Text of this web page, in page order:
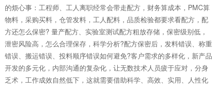
的烦心事：工程师、工人离职经常会带走配方，财务算成本，PMC算
物料，采购买料，仓管发料，工人配料，品质检验都要求看配方，配
方还怎么保密? 量产配方、实验室测试配方粗放存储，保密级别低，
泄密风险高，怎么合理保存，科学分析?配方保密后，发料错误、称重
错误、搬运错误、投料顺序错误如何避免?客户需求的多样化，新产品
开发的多元化，内部沟通的复杂化，让无数技术人员疲于应对，分身
乏术，工作成效自然低下，这就需要借助科学、高效、实用、人性化